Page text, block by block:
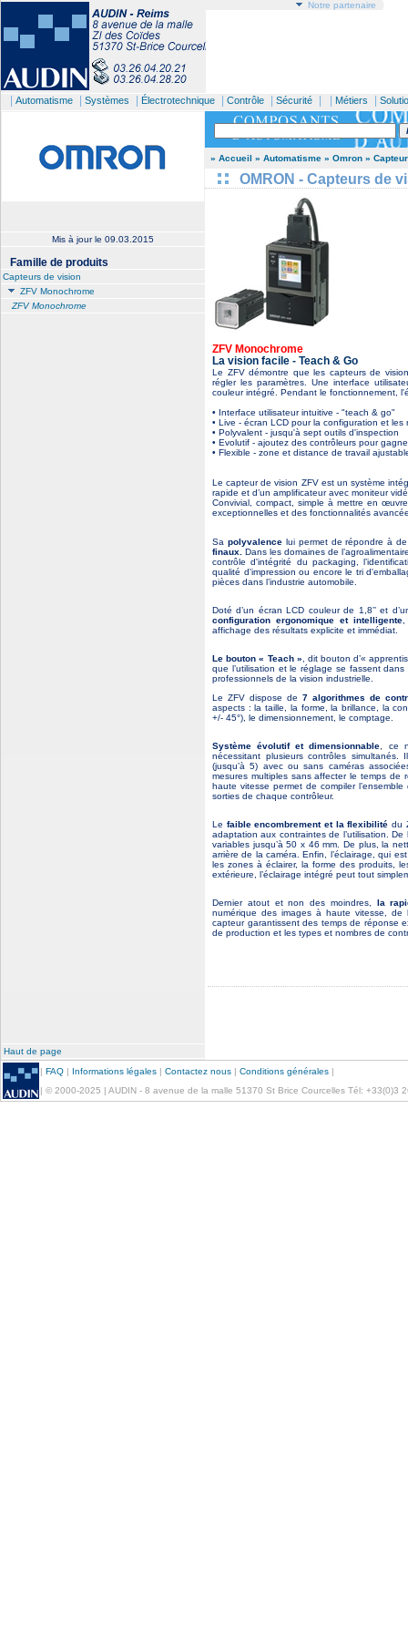
Notre partenaire
Automatisme Systèmes Électrotechnique Contrôle Sécurité Métiers
Mis à jour le 09.03.2015
Famille de produits
Capteurs de vision
ZFV Monochrome
ZFV Monochrome
» Accueil » Automatisme » Omron »
OMRON - Capteurs de
ZFV Monochrome
La vision facile - Teach & Go
Le ZFV démontre que les capteurs de
régler les paramètres. Une interface
couleur intégré. Pendant le fonctionnement,
• Interface utilisateur intuitive - "teach & go"
• Live - écran LCD pour la configuration et
• Polyvalent - jusqu'à sept outils d'inspection
• Evolutif - ajoutez des contrôleurs pour
• Flexible - zone et distance de travail
Le capteur de vision ZFV est un système
rapide et d’un amplificateur avec moniteur
Convivial, compact, simple à mettre en
exceptionnelles et des fonctionnalités
Sa polyvalencelui permet de répondre à
finaux.
Dans les domaines de
contrôle d'intégrité du packaging,
qualité d'impression ou encore le tri
pièces dans l’industrie automobile.
Doté d’un écran LCD couleur de 1,8’’ et
configuration ergonomique et intelligente,
affichage des résultats explicite et immédiat.
Le bouton « Teach » , dit bouton d’«
que l’utilisation et le réglage se fassent
professionnels de la vision industrielle.
Le ZFV dispose de7 algorithmes de
aspects : la taille, la forme, la brillance, la
+/- 45°), le dimensionnement, le comptage.
Système évolutif et dimensionnable , ce
nécessitant plusieurs contrôles
(jusqu’à 5) avec ou sans caméras
mesures multiples sans affecter le temps de
haute vitesse permet de compiler
sorties de chaque contrôleur.
Le faible encombrement et la flexibilité du
adaptation aux contraintes de l’utilisation.
variables jusqu’à 50 x 46 mm. De plus, la
arrière de la caméra. Enfin, l’éclairage, qui
les zones à éclairer, la forme des produits,
extérieure, l’éclairage intégré peut tout
Dernier atout et non des moindres, la
numérique des images à haute vitesse,
capteur garantissent des temps de réponse
de production et les types et nombres de
Haut de page
| FAQ | Informations légales | Contactez nous | Conditions générales |
| © 2000-2025 | AUDIN - 8 avenue de la malle 51370 St Brice Courcelles Tél: